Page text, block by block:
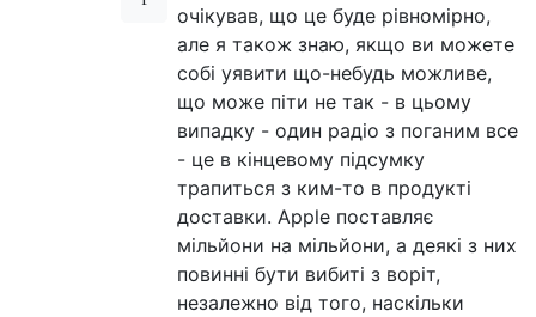
очікував, що це буде рівномірно,
але я також знаю, якщо ви можете
собі уявити що-небудь можливе,
що може піти не так - в цьому
випадку - один радіо з поганим все
- це в кінцевому підсумку
трапиться з ким-то в продукті
доставки. Apple поставляє
мільйони на мільйони, а деякі з них
повинні бути вибиті з воріт,
незалежно від того, наскільки